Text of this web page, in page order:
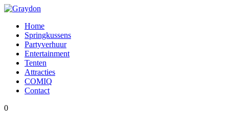
Home
Springkussens
Partyverhuur
Entertainment
Tenten
Attracties
COMIQ
Contact
0